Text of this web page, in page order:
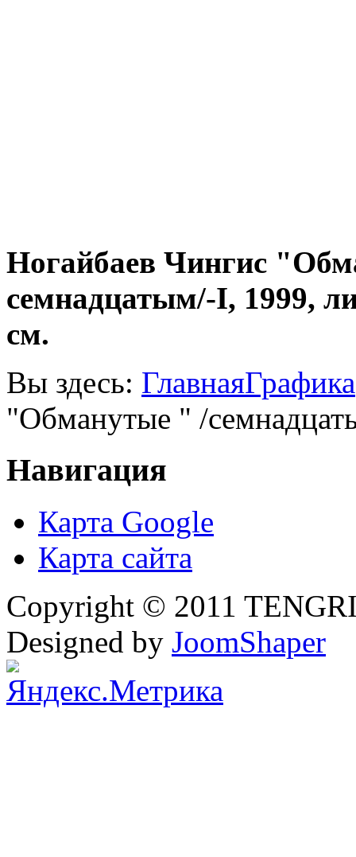
Ногайбаев Чингис
семнадцатым/-I, 1999,
см.
Вы здесь: ГлавнаяГрафика
"Обманутые " /
Навигация
Карта Google
Карта сайта
Copyright © 2011
Designed by JoomShaper